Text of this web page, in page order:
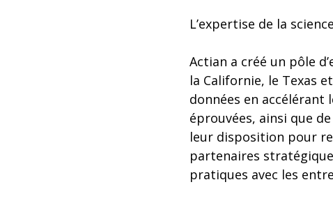
L’expertise de la
Actian a créé un pôle
la Californie, le Texas
données en accélérant
éprouvées, ainsi que
leur disposition pour
partenaires
pratiques avec les